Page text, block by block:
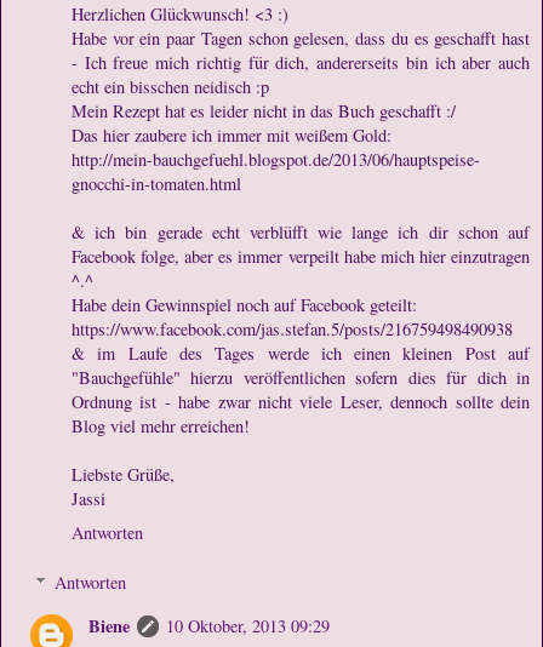
Herzlichen Glückwunsch! <3 :)
Habe vor ein paar Tagen schon gelesen, dass du es geschafft hast
- Ich freue mich richtig für dich, andererseits bin ich aber auch
echt ein bisschen neidisch :p
Mein Rezept hat es leider nicht in das Buch geschafft :/
Das hier zaubere ich immer mit weißem Gold:
http://mein-bauchgefuehl.blogspot.de/2013/06/hauptspeise-
gnocchi-in-tomaten.html
& ich bin gerade echt verblüfft wie lange ich dir schon auf
Facebook folge, aber es immer verpeilt habe mich hier einzutragen
^.^
Habe dein Gewinnspiel noch auf Facebook geteilt:
https://www.facebook.com/jas.stefan.5/posts/216759498490938
& im Laufe des Tages werde ich einen kleinen Post auf
"Bauchgefühle" hierzu veröffentlichen sofern dies für dich in
Ordnung ist - habe zwar nicht viele Leser, dennoch sollte dein
Blog viel mehr erreichen!
Liebste Grüße,
Jassi
Antworten
Antworten
Biene
10 Oktober, 2013 09:29